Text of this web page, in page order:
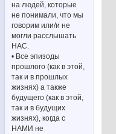
на людей, которые
не понимали, что мы
говорим или/и не
могли расслышать
НАС.
• Все эпизоды
прошлого (как в этой,
так и в прошлых
жизнях) а также
будущего (как в этой,
так и в будущих
жизнях), когда с
НАМИ не